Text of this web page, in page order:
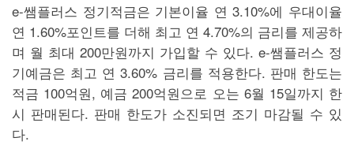
e-쌤플러스 정기적금은 기본이율 연 3.10%에 우대이율
연 1.60%포인트를 더해 최고 연 4.70%의 금리를 제공하
며 월 최대 200만원까지 가입할 수 있다. e-쌤플러스 정
기예금은 최고 연 3.60% 금리를 적용한다. 판매 한도는
적금 100억원, 예금 200억원으로 오는 6월 15일까지 한
시 판매된다. 판매 한도가 소진되면 조기 마감될 수 있
다.